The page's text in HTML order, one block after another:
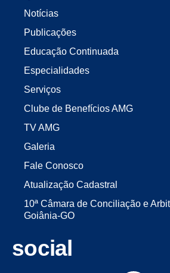
Notícias
Publicações
Educação Continuada
Especialidades
Serviços
Clube de Benefícios AMG
TV AMG
Galeria
Fale Conosco
Atualização Cadastral
10ª Câmara de Conciliação e
Goiânia-GO
social